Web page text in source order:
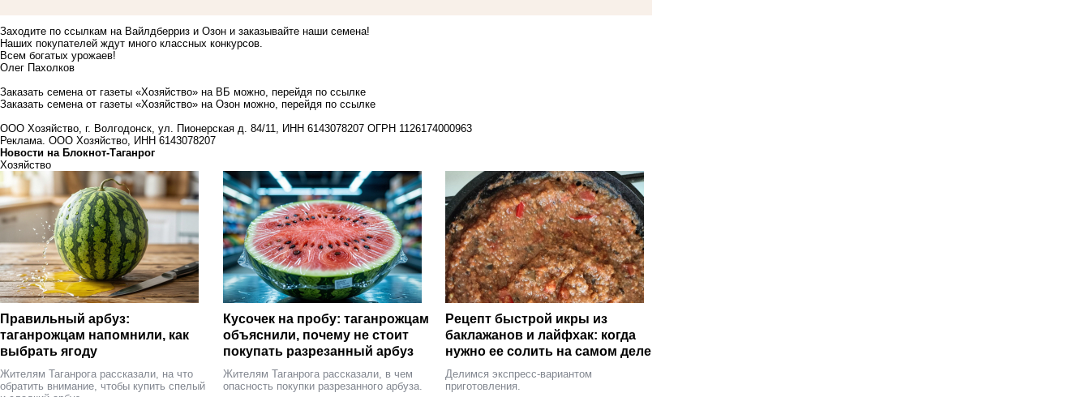
Заходите по ссылкам на Вайлдберриз и Озон и заказывайте наши семена!
Наших покупателей ждут много классных конкурсов.
Всем богатых урожаев!
Олег Пахолков
Заказать семена от газеты «Хозяйство» на ВБ можно, перейдя по ссылке
Заказать семена от газеты «Хозяйство» на Озон можно, перейдя по ссылке
ООО Хозяйство, г. Волгодонск, ул. Пионерская д. 84/11, ИНН 6143078207 ОГРН 1126174000963
Реклама. ООО Хозяйство, ИНН 6143078207
Новости на Блoкнoт-Таганрог
Хозяйство
Правильный арбуз:
таганрожцам напомнили, как
выбрать ягоду
Жителям Таганрога рассказали, на что
обратить внимание, чтобы купить спелый
Кусочек на пробу: таганрожцам
объяснили, почему не стоит
покупать разрезанный арбуз
Жителям Таганрога рассказали, в чем
опасность покупки разрезанного арбуза.
Рецепт быстрой икры из
баклажанов и лайфхак: когда
нужно ее солить на самом деле
Делимся экспресс-вариантом
приготовления.